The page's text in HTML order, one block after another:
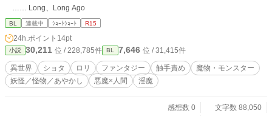
…… Long、Long Ago
BL 連載中 ｼｮｰﾄｼｮｰﾄ R15
24h.ポイント 14pt
小説 30,211 位 / 228,785件 BL 7,646 位 / 31,415件
異世界 ショタ ロリ ファンタジー 触手責め
魔物・モンスター
妖怪／怪物／あやかし
悪魔×人間 淫魔
感想数 0
文字数 88,050